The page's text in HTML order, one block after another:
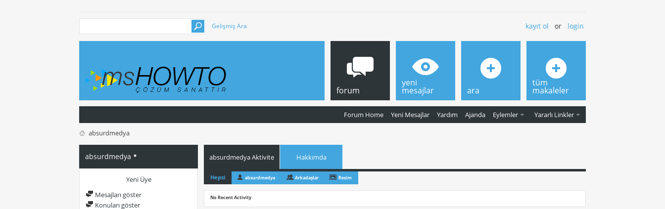
Gelişmiş Ara kayıt ol or login
forum
Forum Home Yeni Mesajlar Yardım Ajanda Eylemler Yararlı Linkler
yeni
mesajlar ara
tüm
makaleler
absurdmedya
absurdmedya
Yeni Üye
Mesajları göster
Konuları göster
absurdmedya Aktivite Hakkımda
Hepsi absurdmedya Arkadaşlar Resim
No Recent Activity